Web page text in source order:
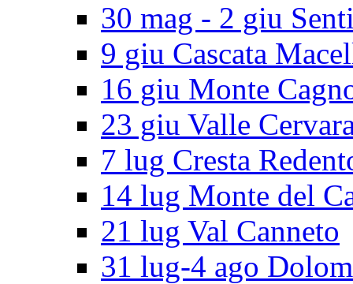
30 mag - 2 giu
9 giu Cascata
16 giu Monte
23 giu Valle
7 lug Cresta
14 lug Monte del
21 lug Val Canneto
31 lug-4 ago